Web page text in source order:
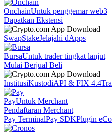
OnchainUntuk penggemar web3
Dapatkan Ekstensi
SwapStakeJelajahi dApps
BursaUntuk trader tingkat lanjut
Mulai Berjual Beli
InstitusiKustodiAPI & FIX 4.4
PayUntuk Merchant
Pendaftaran Merchant
Pay TerminalPay SDKPlugin